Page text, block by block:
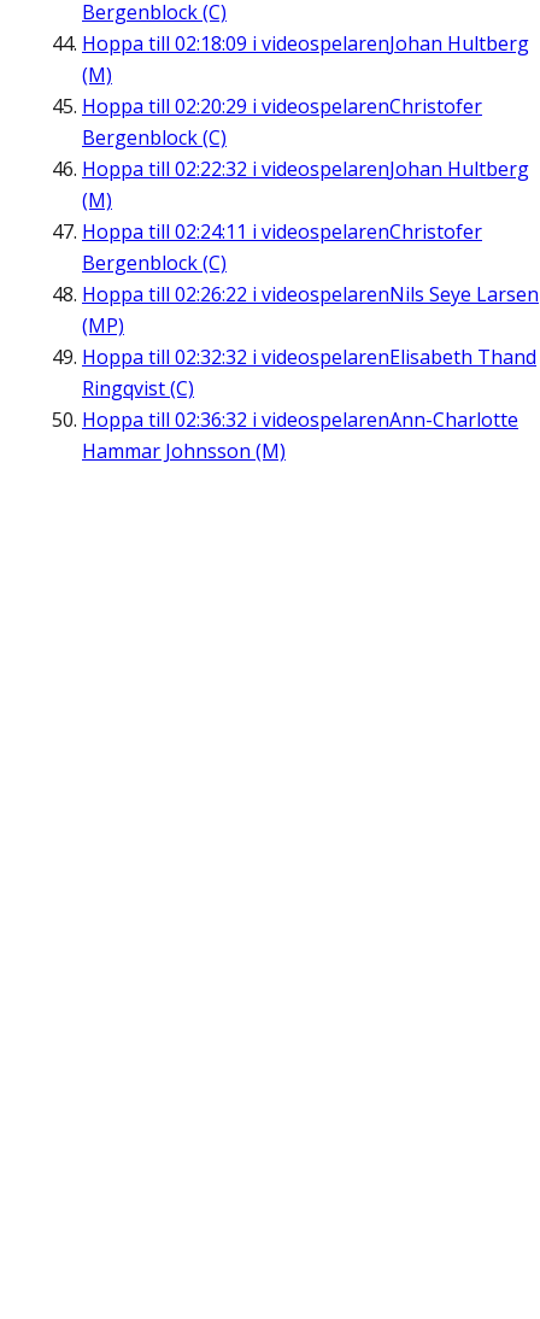
Bergenblock (C)
Hoppa till 02:18:09 i videospelarenJohan Hultberg
(M)
Hoppa till 02:20:29 i videospelarenChristofer
Bergenblock (C)
Hoppa till 02:22:32 i videospelarenJohan Hultberg
(M)
Hoppa till 02:24:11 i videospelarenChristofer
Bergenblock (C)
Hoppa till 02:26:22 i videospelarenNils Seye Larsen
(MP)
Hoppa till 02:32:32 i videospelarenElisabeth Thand
Ringqvist (C)
Hoppa till 02:36:32 i videospelarenAnn-Charlotte
Hammar Johnsson (M)